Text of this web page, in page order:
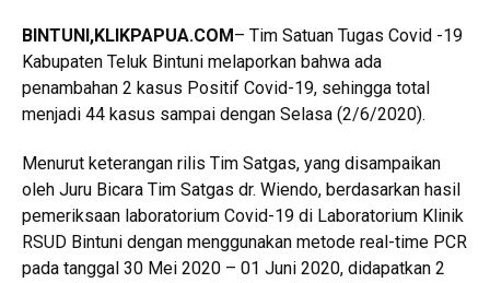
BINTUNI,KLIKPAPUA.COM – Tim Satuan Tugas Covid -19
Kabupaten Teluk Bintuni melaporkan bahwa ada
penambahan 2 kasus Positif Covid-19, sehingga total
menjadi 44 kasus sampai dengan Selasa (2/6/2020).
Menurut keterangan rilis Tim Satgas, yang disampaikan
oleh Juru Bicara Tim Satgas dr. Wiendo, berdasarkan hasil
pemeriksaan laboratorium Covid-19 di Laboratorium Klinik
RSUD Bintuni dengan menggunakan metode real-time PCR
pada tanggal 30 Mei 2020 – 01 Juni 2020, didapatkan 2